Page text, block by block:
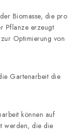
Biomasse, die pro
Pflanze erzeugt
Optimierung von
Gartenarbeit die
können auf
werden, die die